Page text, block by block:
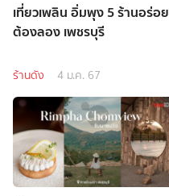
เที่ยวเพลิน อิ่มพุง 5 ร้านอร่อย
ต้องลอง เพชรบุรี
ร้านดัง 4 ม.ค. 67